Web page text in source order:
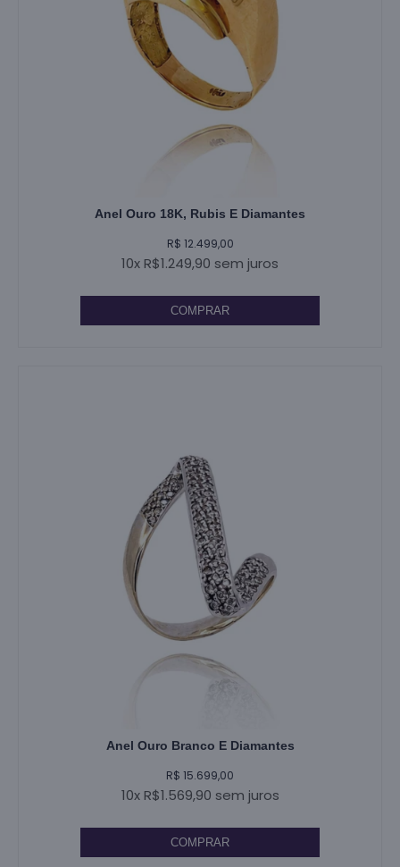
Anel Ouro 18K, Rubis E Diamantes
R$ 12.499,00
10x R$1.249,90 sem juros
COMPRAR
Anel Ouro Branco E Diamantes
R$ 15.699,00
10x R$1.569,90 sem juros
COMPRAR